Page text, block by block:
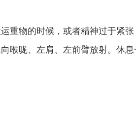
重物的时候，或者精神过于紧张
喉咙、左肩、左前臂放射。休息